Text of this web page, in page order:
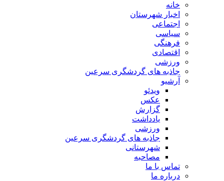
خانه
اخبار شهرستان
اجتماعی
سیاسی
فرهنگی
اقتصادی
ورزشی
جاذبه های گردشگری سرعین
آرشیو
ویدئو
عکس
گزارش
یادداشت
ورزشی
جاذبه های گردشگری سرعین
شهرستانی
مصاحبه
تماس با ما
درباره ما